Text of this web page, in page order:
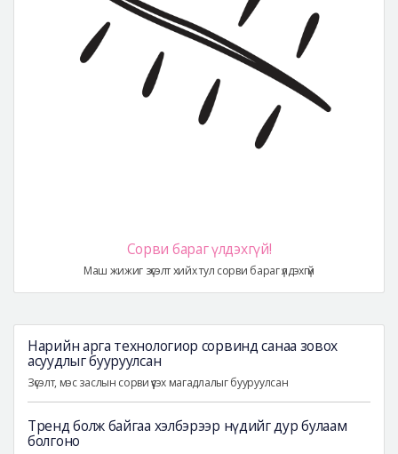
Сорви бараг үлдэхгүй!
Маш жижиг зүсэлт хийх тул сорви бараг үлдэхгүй
Нарийн арга технологиор сорвинд санаа зовох
асуудлыг бууруулсан
Зүсэлт, мэс заслын сорви үүсэх магадлалыг бууруулсан
Тренд болж байгаа хэлбэрээр нүдийг дур булаам
болгоно